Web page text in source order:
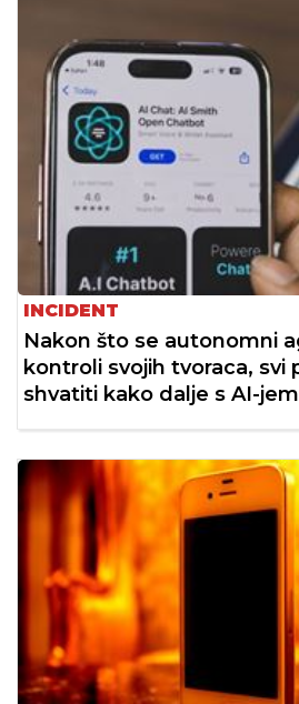
INCIDENT
Nakon što se autonomni
kontroli svojih tvoraca, svi
shvatiti kako dalje s AI-jem